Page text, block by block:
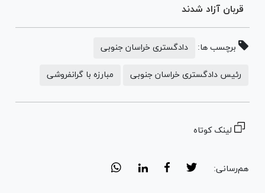
قربان آزاد شدند
برچسب ها: دادگستری خراسان جنوبی
رئیس دادگستری خراسان جنوبی مبارزه با گرانفروشی
لینک کوتاه
هم‌رسانی: